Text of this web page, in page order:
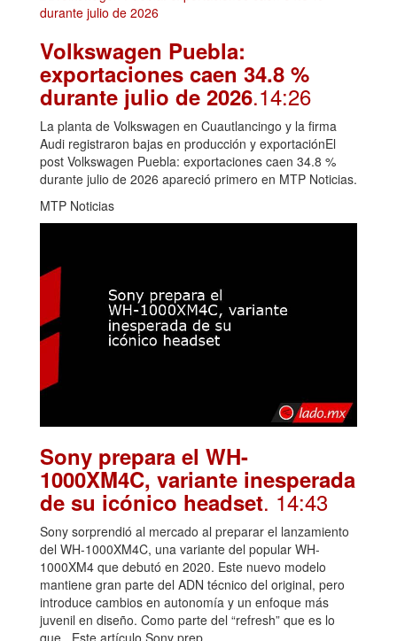
Volkswagen Puebla:
exportaciones caen 34.8 %
durante julio de 2026.14:26
La planta de Volkswagen en Cuautlancingo y la firma
Audi registraron bajas en producción y exportaciónEl
post Volkswagen Puebla: exportaciones caen 34.8 %
durante julio de 2026 apareció primero en MTP Noticias.
MTP Noticias
Sony prepara el WH-
1000XM4C, variante inesperada
de su icónico headset. 14:43
Sony sorprendió al mercado al preparar el lanzamiento
del WH-1000XM4C, una variante del popular WH-
1000XM4 que debutó en 2020. Este nuevo modelo
mantiene gran parte del ADN técnico del original, pero
introduce cambios en autonomía y un enfoque más
juvenil en diseño. Como parte del “refresh” que es lo
que...Este artículo Sony prep